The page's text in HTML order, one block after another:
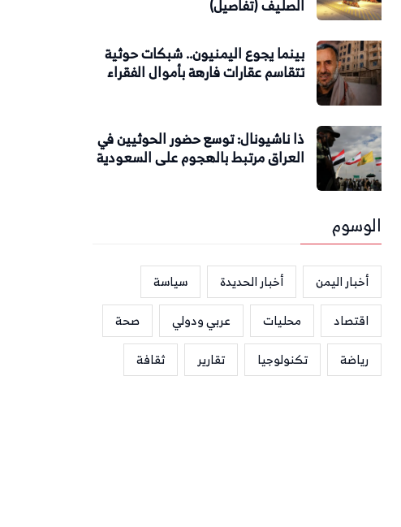
الصليف (تفاصيل)
بينما يجوع اليمنيون.. شبكات حوثية
تتقاسم عقارات فارهة بأموال الفقراء
ذا ناشيونال: توسع حضور الحوثيين في
العراق مرتبط بالهجوم على السعودية
الوسوم
أخبار اليمن أخبار الحديدة
سياسة
اقتصاد
محليات عربي ودولي
صحة
رياضة
تكنولوجيا تقارير ثقافة